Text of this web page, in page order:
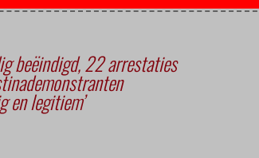
beëindigd, 22 arrestaties
en legitiem’